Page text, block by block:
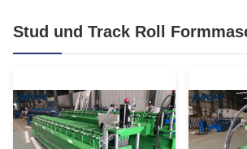
Stud und Track Roll